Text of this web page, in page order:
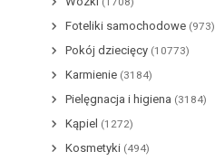
Foteliki samochodowe (973)
Pokój dziecięcy (10773)
Karmienie (3184)
Pielęgnacja i higiena (3184)
Kąpiel (1272)
Kosmetyki (494)